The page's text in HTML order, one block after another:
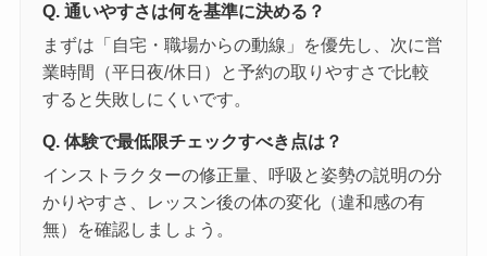
Q. 通いやすさは何を基準に決める？
まずは「自宅・職場からの動線」を優先し、次に営
業時間（平日夜/休日）と予約の取りやすさで比較
すると失敗しにくいです。
Q. 体験で最低限チェックすべき点は？
インストラクターの修正量、呼吸と姿勢の説明の分
かりやすさ、レッスン後の体の変化（違和感の有
無）を確認しましょう。